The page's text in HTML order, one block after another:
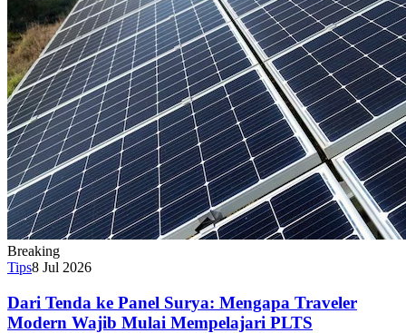
Breaking
Tips8 Jul 2026
Dari Tenda ke Panel Surya: Mengapa Traveler
Modern Wajib Mulai Mempelajari PLTS